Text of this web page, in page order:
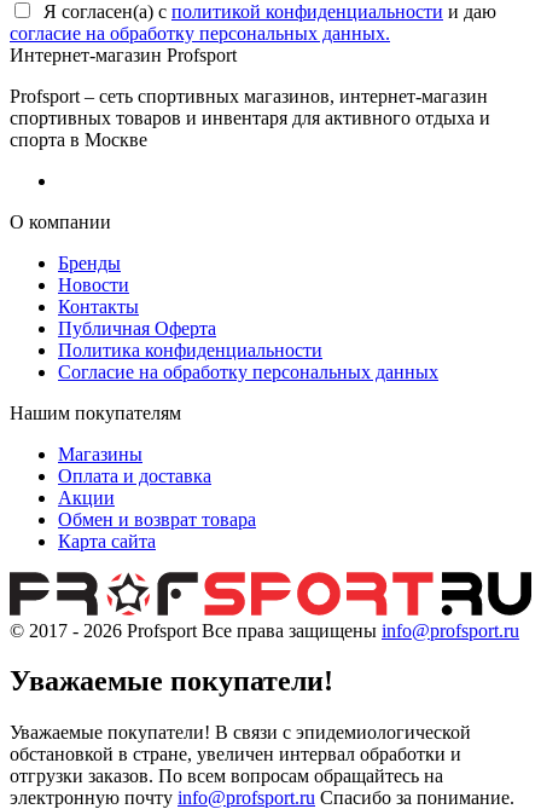
Я согласен(a) с политикой конфиденциальности и даю
согласие на обработку персональных данных.
Интернет-магазин Profsport
Profsport – сеть спортивных магазинов, интернет-магазин
спортивных товаров и инвентаря для активного отдыха и
спорта в Москве
О компании
Бренды
Новости
Контакты
Публичная Оферта
Политика конфиденциальности
Согласие на обработку персональных данных
Нашим покупателям
Магазины
Оплата и доставка
Акции
Обмен и возврат товара
Карта сайта
© 2017 - 2026 Profsport Все права защищены info@profsport.ru
Уважаемые покупатели!
Уважаемые покупатели! В связи с эпидемиологической
обстановкой в стране, увеличен интервал обработки и
отгрузки заказов. По всем вопросам обращайтесь на
электронную почту info@profsport.ru Спасибо за понимание.